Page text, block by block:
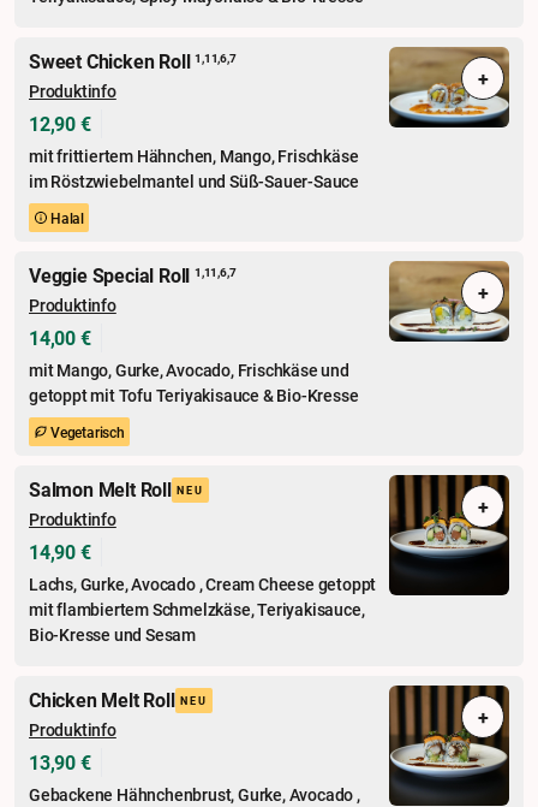
Sweet Chicken Roll1,11,6,7
Produktinfo
12,90 €
mit frittiertem Hähnchen, Mango, Frischkäse
im Röstzwiebelmantel und Süß-Sauer-Sauce
Halal
+
Veggie Special Roll 1,11,6,7
Produktinfo
14,00 €
mit Mango, Gurke, Avocado, Frischkäse und
getoppt mit Tofu Teriyakisauce & Bio-Kresse
Vegetarisch
+
Salmon Melt Roll NEU
Produktinfo
14,90 €
Lachs, Gurke, Avocado , Cream Cheese getoppt
mit flambiertem Schmelzkäse, Teriyakisauce,
Bio-Kresse und Sesam
+
Chicken Melt Roll NEU
Produktinfo
13,90 €
Gebackene Hähnchenbrust, Gurke, Avocado ,
+